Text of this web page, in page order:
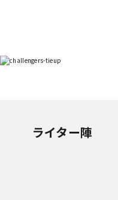
ライター陣